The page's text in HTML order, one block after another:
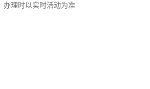
办理时以实时活动为准